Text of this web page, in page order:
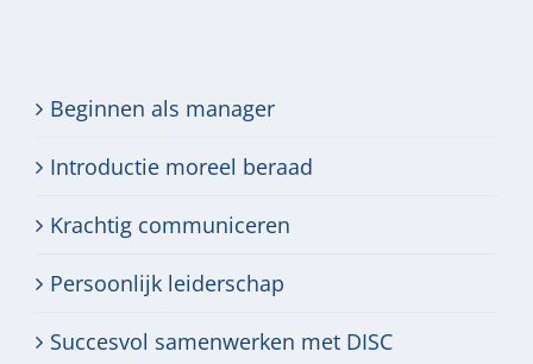
Beginnen als manager
Introductie moreel beraad
Krachtig communiceren
Persoonlijk leiderschap
Succesvol samenwerken met DISC